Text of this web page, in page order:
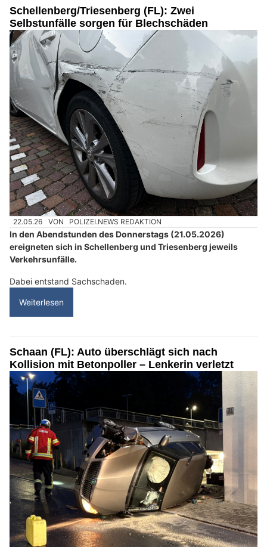
Schellenberg/Triesenberg (FL): Zwei
Selbstunfälle sorgen für Blechschäden
22.05.26 VON POLIZEI.NEWS REDAKTION
In den Abendstunden des Donnerstags (21.05.2026)
ereigneten sich in Schellenberg und Triesenberg jeweils
Verkehrsunfälle.
Dabei entstand Sachschaden.
Weiterlesen
Schaan (FL): Auto überschlägt sich nach
Kollision mit Betonpoller – Lenkerin verletzt